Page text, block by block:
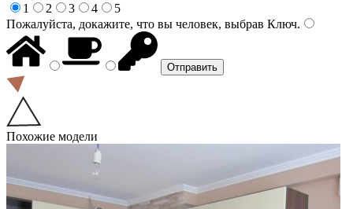
1
2 3 4
5
Пожалуйста, докажите, что вы человек, выбрав Ключ.
Похожие модели